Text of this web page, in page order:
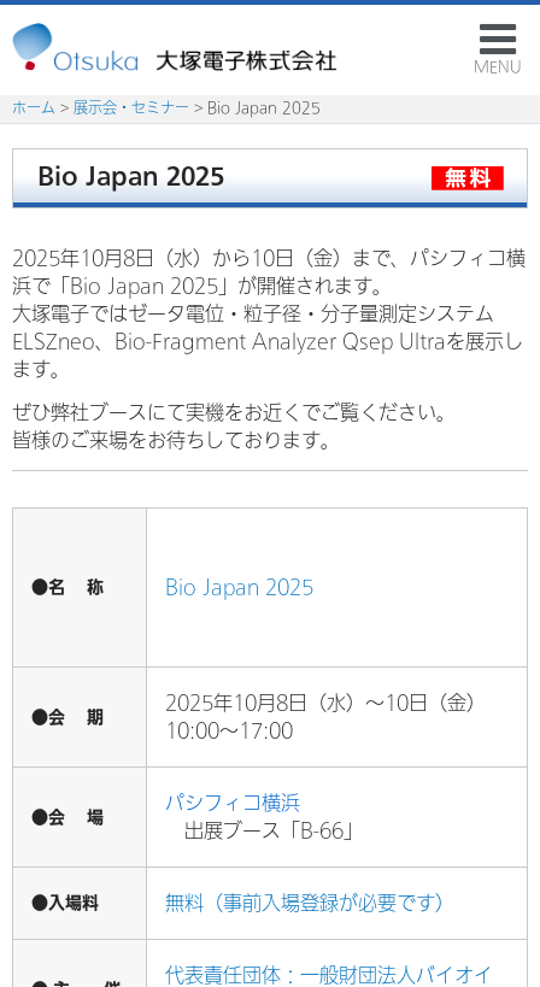
MENU
ホーム > 展示会・セミナー > Bio Japan 2025
Bio Japan 2025
2025年10月8日（水）から10日（金）まで、パシフィコ横
浜で「Bio Japan 2025」が開催されます。
大塚電子ではゼータ電位・粒子径・分子量測定システム
ELSZneo、Bio-Fragment Analyzer Qsep Ultraを展示し
ます。
ぜひ弊社ブースにて実機をお近くでご覧ください。
皆様のご来場をお待ちしております。
●名 称 Bio Japan 2025
●会 期
2025年10月8日（水）～10日（金）
10:00～17:00
●会 場
パシフィコ横浜
出展ブース「B-66」
●入場料 無料（事前入場登録が必要です）
代表責任団体：一般財団法人バイオイ